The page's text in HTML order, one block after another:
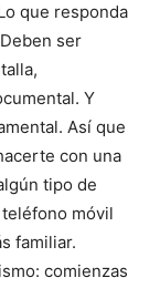
que responda
ser
Y
Así que
con una
tipo de
móvil
familiar.
comienzas